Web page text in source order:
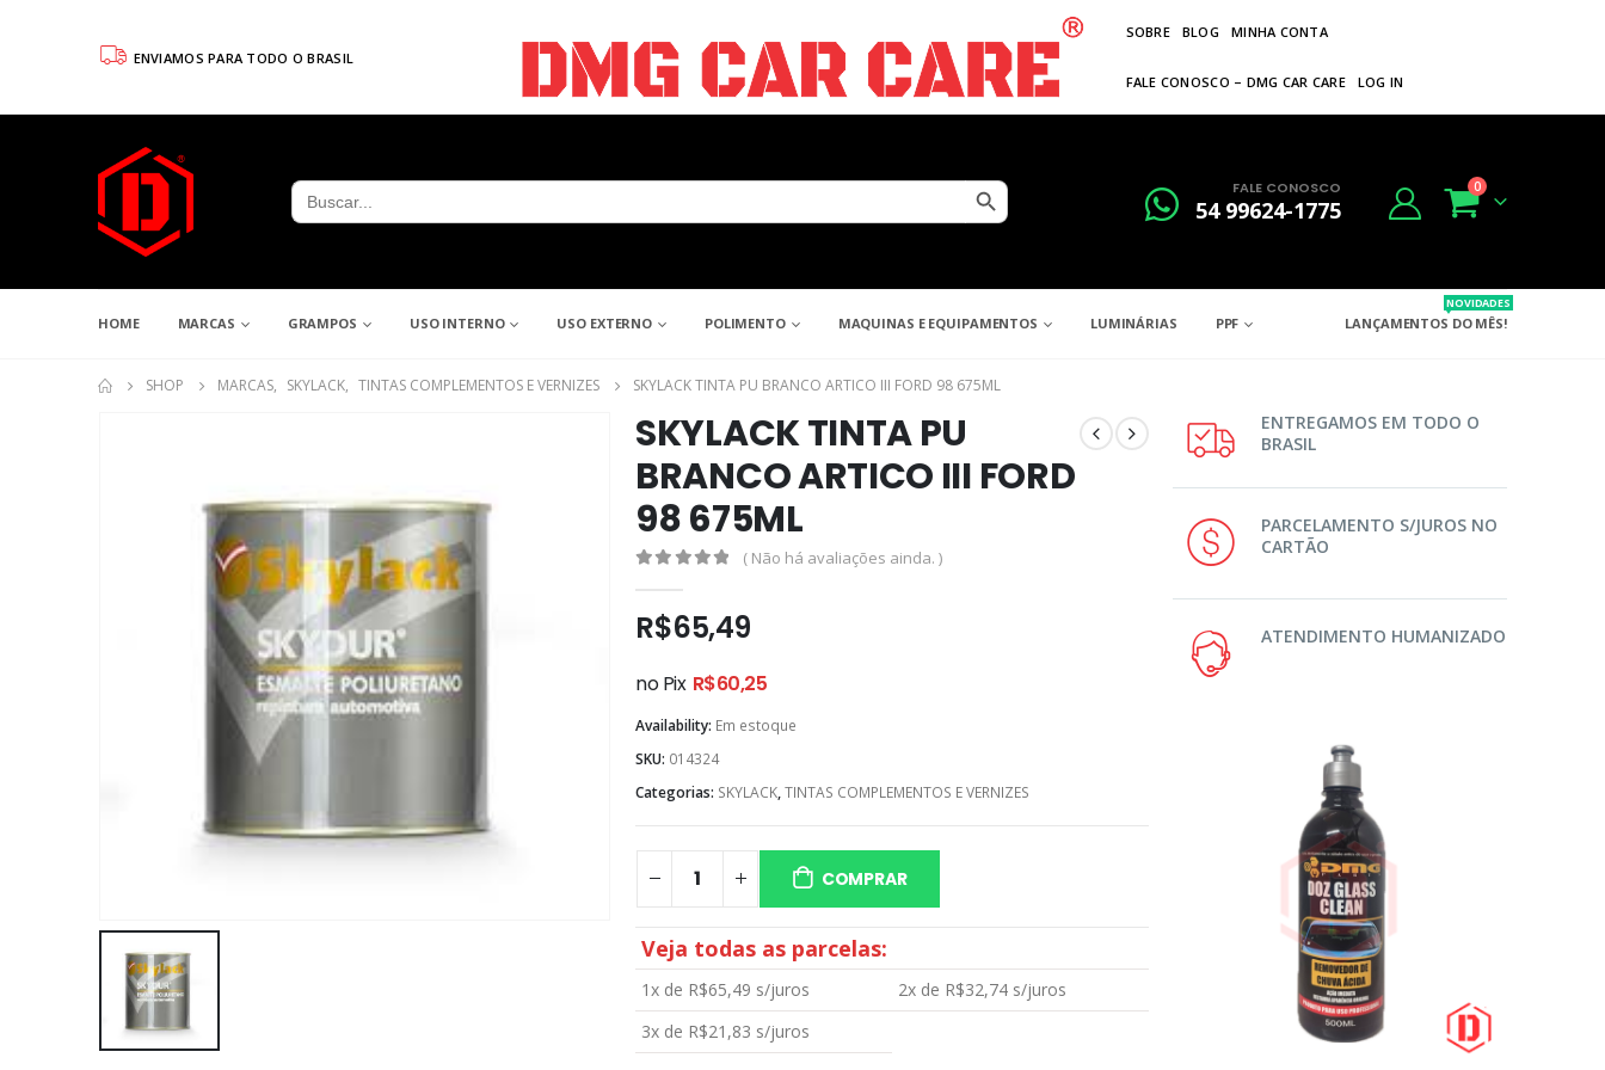
ENVIAMOS PARA TODO O BRASIL
SOBRE BLOG MINHA CONTA
FALE CONOSCO – DMG CAR CARE LOG IN
Search
for:
Search Button FALE CONOSCO
54 99624-1775
0
HOME MARCAS GRAMPOS USO INTERNO USO EXTERNO POLIMENTO MAQUINAS E EQUIPAMENTOS LUMINÁRIAS PPF LANÇAMENTOS DO MÊS!
NOVIDADES
SHOP MARCAS, SKYLACK, TINTAS COMPLEMENTOS E VERNIZES SKYLACK TINTA PU BRANCO ARTICO III FORD 98 675ML
SKYLACK TINTA PU
BRANCO ARTICO III FORD
98 675ML
( Não há avaliações ainda. )
R$65,49
no Pix R$60,25
Availability: Em estoque
SKU: 014324
Categorias: SKYLACK,TINTAS COMPLEMENTOS E VERNIZES
COMPRAR
Veja todas as parcelas:
1x de R$65,49 s/juros 2x de R$32,74 s/juros
3x de R$21,83 s/juros
ENTREGAMOS EM TODO O
BRASIL
PARCELAMENTO S/JUROS NO
CARTÃO
ATENDIMENTO HUMANIZADO